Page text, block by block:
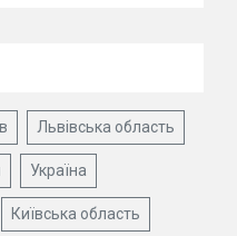
Львівська область
Україна
Київська область